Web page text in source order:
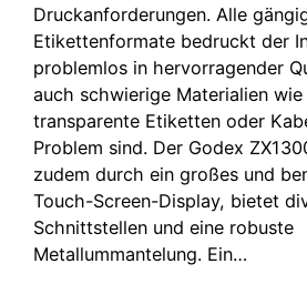
Druckanforderungen. Alle
Etikettenformate bedruckt der
problemlos in hervorragender
auch schwierige Materialien
transparente Etiketten oder
Problem sind. Der Godex
zudem durch ein großes und
Touch-Screen-Display, bietet
Schnittstellen und eine robuste
Metallummantelung. Ein…